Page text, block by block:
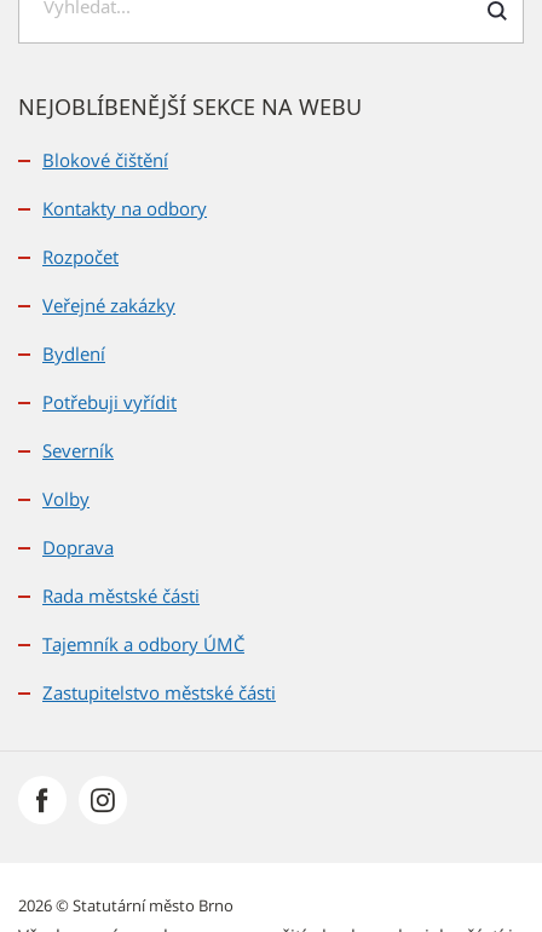
NEJOBLÍBENĚJŠÍ SEKCE NA WEBU
Blokové čištění
Kontakty na odbory
Rozpočet
Veřejné zakázky
Bydlení
Potřebuji vyřídit
Severník
Volby
Doprava
Rada městské části
Tajemník a odbory ÚMČ
Zastupitelstvo městské části
2026 © Statutární město Brno